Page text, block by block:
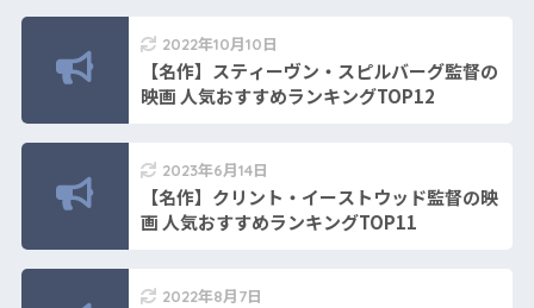
2022年10月10日
【名作】スティーヴン・スピルバーグ監督の
映画 人気おすすめランキングTOP12
2023年6月14日
【名作】クリント・イーストウッド監督の映
画 人気おすすめランキングTOP11
2022年8月7日